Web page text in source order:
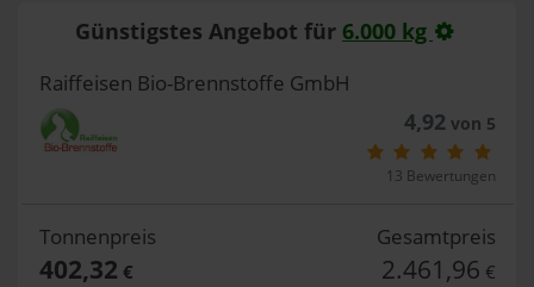
Günstigstes Angebot für 6.000 kg
Raiffeisen Bio-Brennstoffe GmbH
4,92von 5
13 Bewertungen
Tonnenpreis
402,32 €
Gesamtpreis
2.461,96 €